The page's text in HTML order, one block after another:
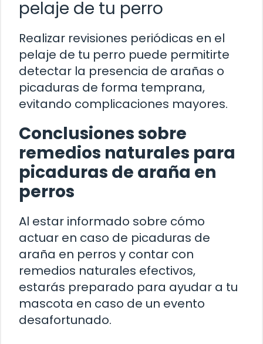
pelaje de tu perro
Realizar revisiones periódicas en el
pelaje de tu perro puede permitirte
detectar la presencia de arañas o
picaduras de forma temprana,
evitando complicaciones mayores.
Conclusiones sobre
remedios naturales para
picaduras de araña en
perros
Al estar informado sobre cómo
actuar en caso de picaduras de
araña en perros y contar con
remedios naturales efectivos,
estarás preparado para ayudar a tu
mascota en caso de un evento
desafortunado.